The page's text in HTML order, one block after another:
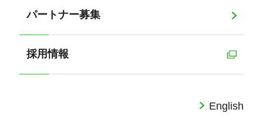
パートナー募集
採用情報
English